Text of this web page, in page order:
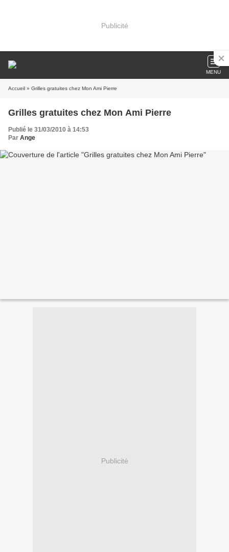
Publicité
MENU
Accueil » Grilles gratuites chez Mon Ami Pierre
Grilles gratuites chez Mon Ami Pierre
Publié le 31/03/2010 à 14:53
Par Ange
Publicité